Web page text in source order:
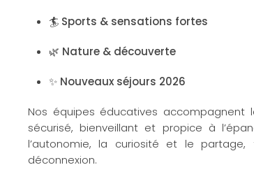
🏄 Sports & sensations fortes
🌿 Nature & découverte
✨ Nouveaux séjours 2026
Nos équipes éducatives
sécurisé, bienveillant et propice à
l’autonomie, la curiosité et le
déconnexion.